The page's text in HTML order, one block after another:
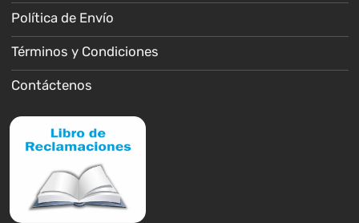
Política de Envío
Términos y Condiciones
Contáctenos